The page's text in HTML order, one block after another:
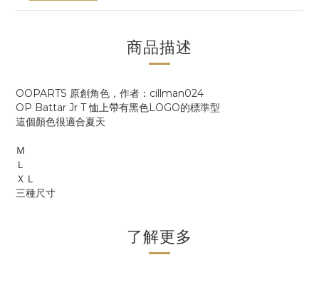
商品描述
OOPARTS 原創角色，作者：cillman024
OP Battar Jr T 恤上帶有黑色LOGO的標準型
這個顏色很適合夏天
Ｍ
Ｌ
ＸＬ
三種尺寸
了解更多